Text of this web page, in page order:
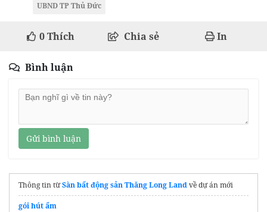
UBND TP Thủ Đức
0Thích Chia sẻ In
Bình luận
Gửi bình luận
Thông tin từSàn bất động sản Thăng Long Landvề dự án mới
gói hút ẩm